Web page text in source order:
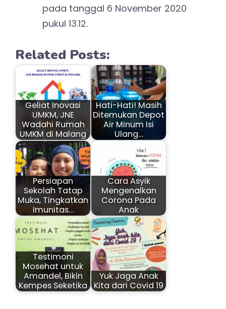
pada tanggal 6 November 2020
pukul 13.12.
Related Posts:
Geliat Inovasi
UMKM, JNE
Wadahi Rumah
UMKM di Malang
Hati-Hati! Masih
Ditemukan Depot
Air Minum Isi
Ulang…
Persiapan
Sekolah Tatap
Muka, Tingkatkan
Imunitas…
Cara Asyik
Mengenalkan
Corona Pada
Anak
Testimoni
Mosehat untuk
Amandel, Bikin
Kempes Seketika
Yuk Jaga Anak
Kita dari Covid 19